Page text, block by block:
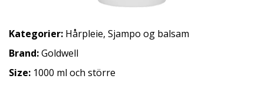
Kategorier: Hårpleie, Sjampo og balsam
Brand:Goldwell
Size: 1000 ml och större